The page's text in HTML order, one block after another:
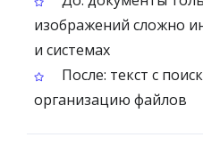
изображений сложно
и системах
После: текст с
организацию файлов